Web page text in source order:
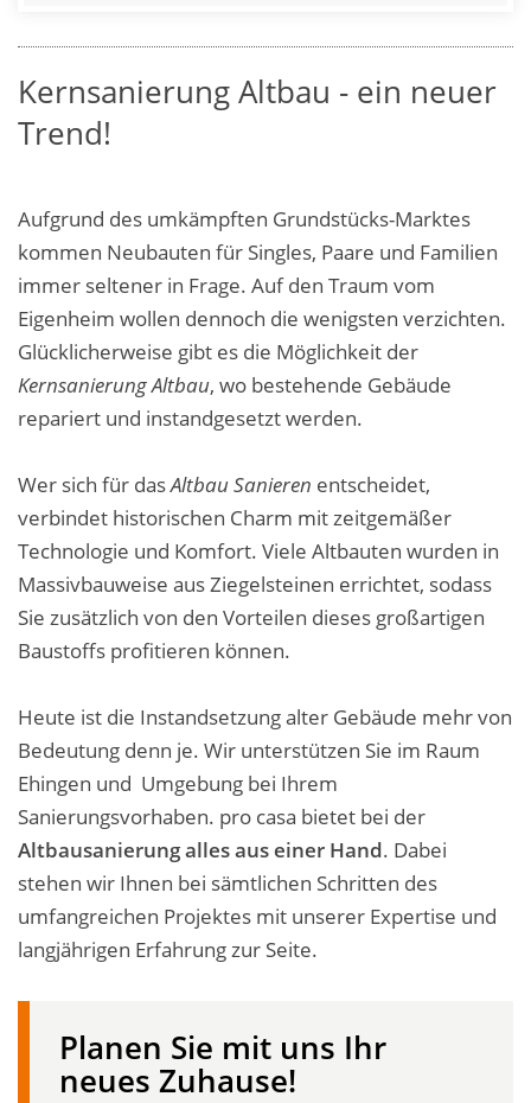
Kernsanierung Altbau - ein neuer
Trend!
Aufgrund des umkämpften Grundstücks-Marktes
kommen Neubauten für Singles, Paare und Familien
immer seltener in Frage. Auf den Traum vom
Eigenheim wollen dennoch die wenigsten verzichten.
Glücklicherweise gibt es die Möglichkeit der
Kernsanierung Altbau, wo bestehende Gebäude
repariert und instandgesetzt werden.
Wer sich für dasAltbau Sanieren entscheidet,
verbindet historischen Charm mit zeitgemäßer
Technologie und Komfort. Viele Altbauten wurden in
Massivbauweise aus Ziegelsteinen errichtet, sodass
Sie zusätzlich von den Vorteilen dieses großartigen
Baustoffs profitieren können.
Heute ist die Instandsetzung alter Gebäude mehr von
Bedeutung denn je. Wir unterstützen Sie im Raum
Ehingen und Umgebung bei Ihrem
Sanierungsvorhaben. pro casa bietet bei der
Altbausanierung alles aus einer Hand. Dabei
stehen wir Ihnen bei sämtlichen Schritten des
umfangreichen Projektes mit unserer Expertise und
langjährigen Erfahrung zur Seite.
Planen Sie mit uns Ihr
neues Zuhause!